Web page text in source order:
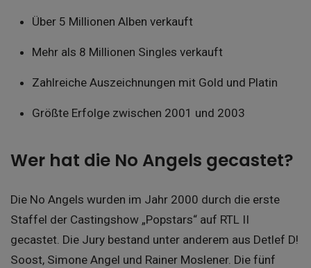
Über 5 Millionen Alben verkauft
Mehr als 8 Millionen Singles verkauft
Zahlreiche Auszeichnungen mit Gold und Platin
Größte Erfolge zwischen 2001 und 2003
Wer hat die No Angels gecastet?
Die No Angels wurden im Jahr 2000 durch die erste
Staffel der Castingshow „Popstars“ auf RTL II
gecastet. Die Jury bestand unter anderem aus Detlef D!
Soost, Simone Angel und Rainer Moslener. Die fünf